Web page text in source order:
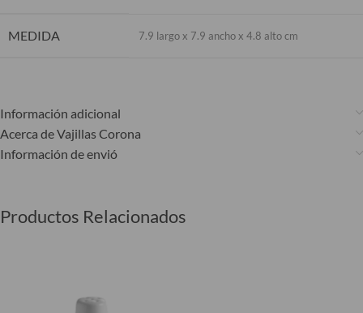
MEDIDA 7.9 largo x 7.9 ancho x 4.8 alto cm
Información adicional
Acerca de Vajillas Corona
Información de envió
Productos Relacionados